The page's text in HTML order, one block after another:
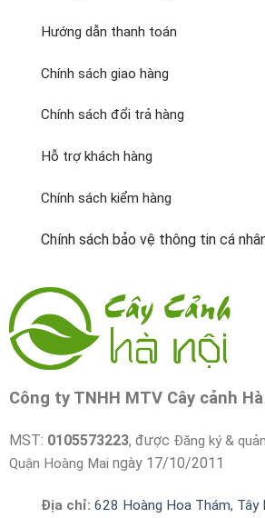
Hướng dẫn thanh toán
Chính sách giao hàng
Chính sách đổi trả hàng
Hỗ trợ khách hàng
Chính sách kiểm hàng
Chính sách bảo vệ thông tin cá
Công ty TNHH MTV Cây cảnh
MST: 0105573223, được Đăng ký &
Quận Hoàng Mai ngày 17/10/2011
Địa chỉ: 628 Hoàng Hoa Thám, Tây